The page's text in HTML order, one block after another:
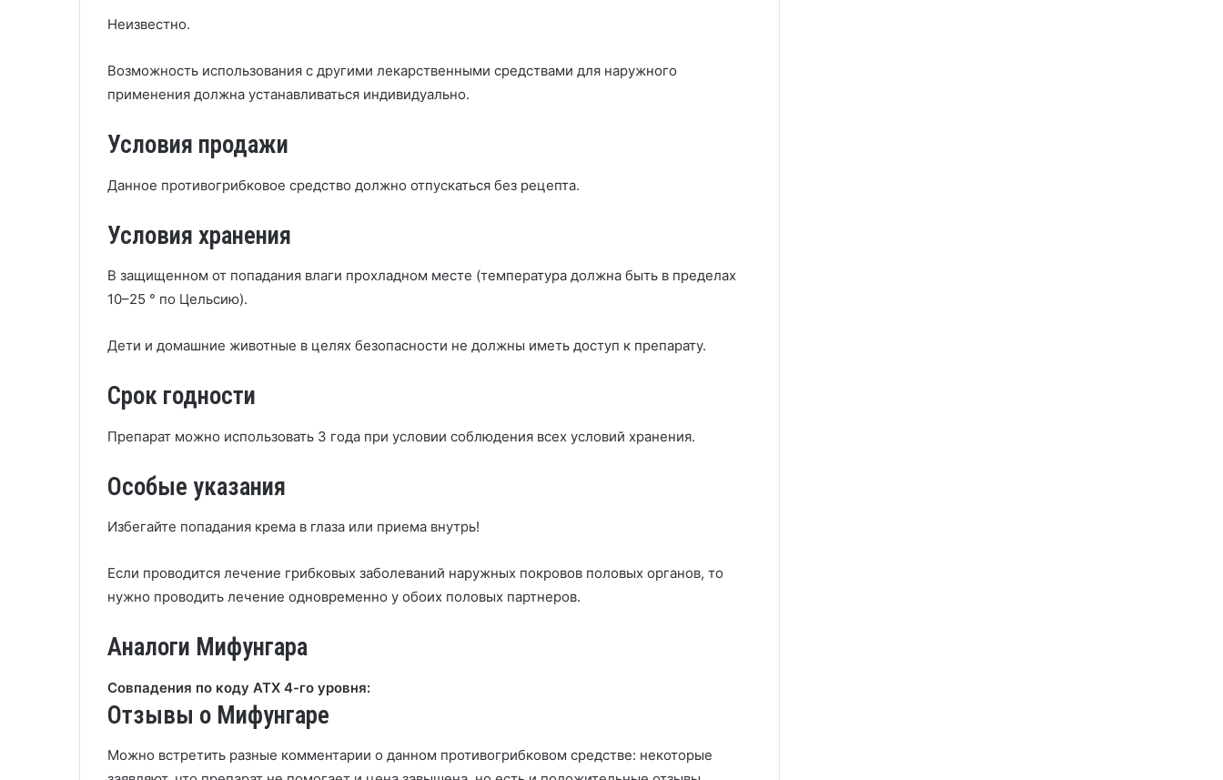
Неизвестно.
Возможность использования с другими лекарственными средствами для наружного
применения должна устанавливаться индивидуально.
Условия продажи
Данное противогрибковое средство должно отпускаться без рецепта.
Условия хранения
В защищенном от попадания влаги прохладном месте (температура должна быть в пределах
10–25 ° по Цельсию).
Дети и домашние животные в целях безопасности не должны иметь доступ к препарату.
Срок годности
Препарат можно использовать 3 года при условии соблюдения всех условий хранения.
Особые указания
Избегайте попадания крема в глаза или приема внутрь!
Если проводится лечение грибковых заболеваний наружных покровов половых органов, то
нужно проводить лечение одновременно у обоих половых партнеров.
Аналоги Мифунгара
Совпадения по коду АТХ 4-го уровня:
Отзывы о Мифунгаре
Можно встретить разные комментарии о данном противогрибковом средстве: некоторые